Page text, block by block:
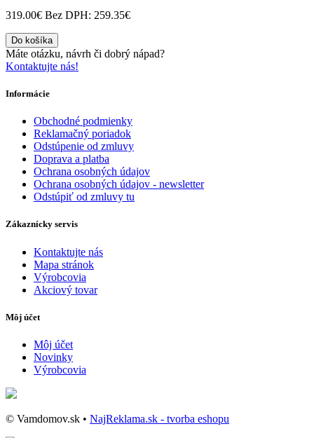
319.00€ Bez DPH: 259.35€
Do košíka
Máte otázku, návrh či dobrý nápad?
Kontaktujte nás!
Informácie
Obchodné podmienky
Reklamačný poriadok
Odstúpenie od zmluvy
Doprava a platba
Ochrana osobných údajov
Ochrana osobných údajov - newsletter
Odstúpiť od zmluvy tu
Zákaznícky servis
Kontaktujte nás
Mapa stránok
Výrobcovia
Akciový tovar
Môj účet
Môj účet
Novinky
Výrobcovia
© Vamdomov.sk • NajReklama.sk - tvorba eshopu